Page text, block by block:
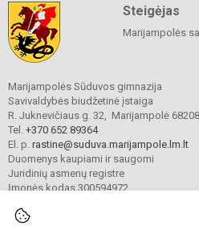
Steigėjas
Marijampolės
Marijampolės Sūduvos gimnazija
Savivaldybės biudžetinė įstaiga
R. Juknevičiaus g. 32, Marijampolė 68208
Tel. +370 652 89364
El. p. rastine@suduva.marijampole.lm.lt
Duomenys kaupiami ir saugomi
Juridinių asmenų registre
Įmonės kodas 300594972